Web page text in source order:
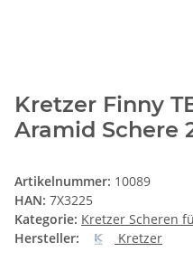
Kretzer Finny
Aramid Schere
Artikelnummer: 10089
HAN: 7X3225
Kategorie: Kretzer Scheren
Hersteller:
Kretzer